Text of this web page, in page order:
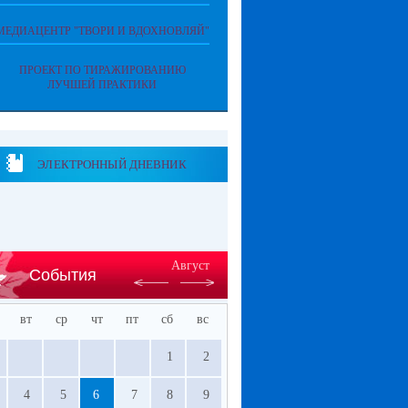
"ТВОРИ И ВДОХНОВЛЯЙ"
ПРОЕКТ ПО ТИРАЖИРОВАНИЮ
ЛУЧШЕЙ ПРАКТИКИ
ЭЛЕКТРОННЫЙ ДНЕВНИК
События
Август
вт ср чт пт сб вс
1 2
4 5 6 7 8 9